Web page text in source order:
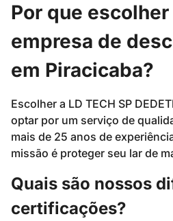
Por que
empresa de
em Piracicaba?
Escolher a LD TECH SP
optar por um serviço de
mais de 25 anos de
missão é proteger seu lar de
Quais são nossos
certificações?